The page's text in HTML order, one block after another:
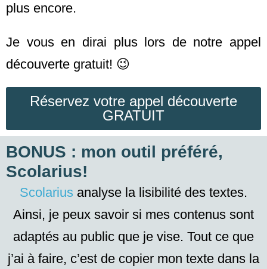
plus encore.
Je vous en dirai plus lors de notre appel
découverte gratuit! 😉
Réservez votre appel découverte
GRATUIT
BONUS : mon outil préféré,
Scolarius!
Scolarius analyse la lisibilité des textes.
Ainsi, je peux savoir si mes contenus sont
adaptés au public que je vise. Tout ce que
j’ai à faire, c’est de copier mon texte dans la